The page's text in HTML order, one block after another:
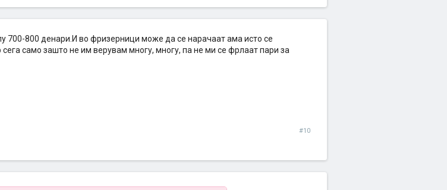
700-800 денари.И во фризерници може да се нарачаат ама исто се
само зашто не им верувам многу, многу, па не ми се фрлаат пари за
#10